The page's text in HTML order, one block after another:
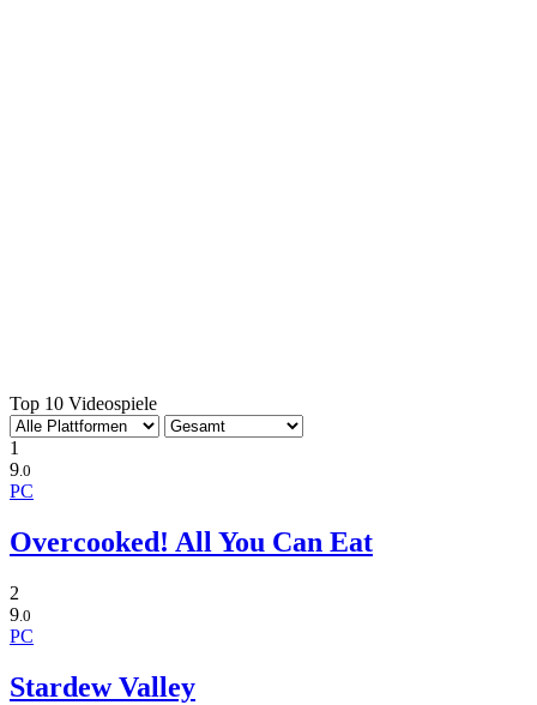
Top 10 Videospiele
1
9.0
PC
Overcooked! All You Can Eat
2
9.0
PC
Stardew Valley